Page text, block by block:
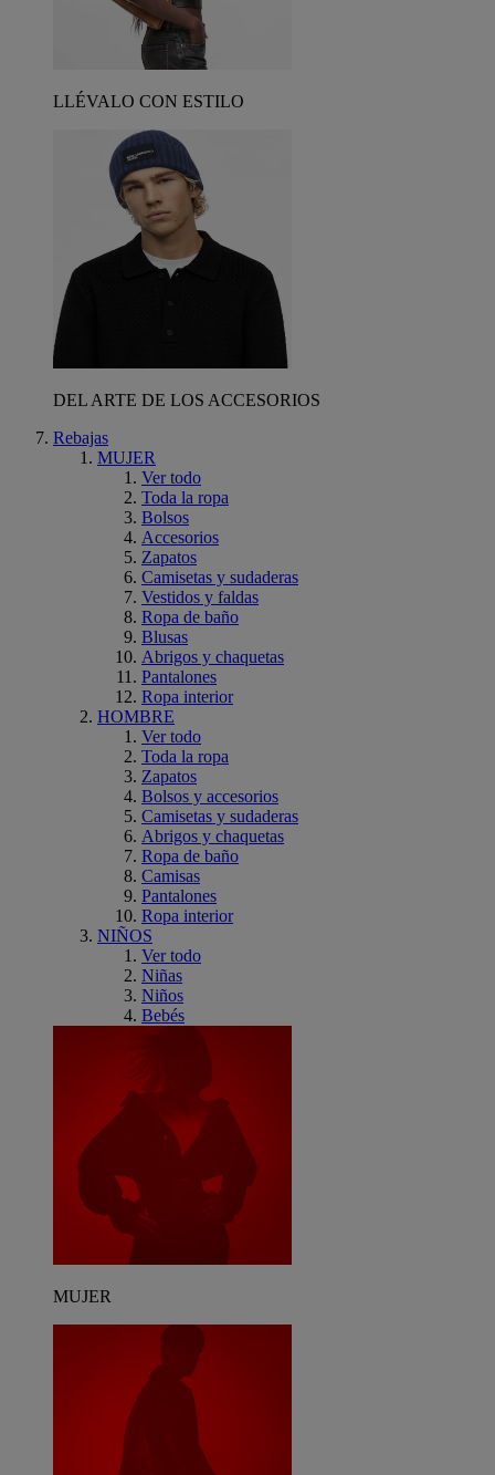
LLÉVALO CON ESTILO
DEL ARTE DE LOS ACCESORIOS
Rebajas
MUJER
Ver todo
Toda la ropa
Bolsos
Accesorios
Zapatos
Camisetas y sudaderas
Vestidos y faldas
Ropa de baño
Blusas
Abrigos y chaquetas
Pantalones
Ropa interior
HOMBRE
Ver todo
Toda la ropa
Zapatos
Bolsos y accesorios
Camisetas y sudaderas
Abrigos y chaquetas
Ropa de baño
Camisas
Pantalones
Ropa interior
NIÑOS
Ver todo
Niñas
Niños
Bebés
MUJER